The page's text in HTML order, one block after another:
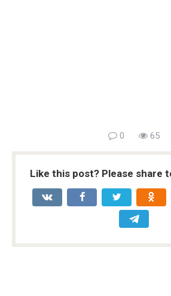
0 65
Like this post? Please share